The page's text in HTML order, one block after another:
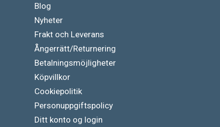
Blog
Nyheter
Frakt och Leverans
Ångerrätt/Returnering
Betalningsmöjligheter
Köpvillkor
Cookiepolitik
Personuppgiftspolicy
Ditt konto og login